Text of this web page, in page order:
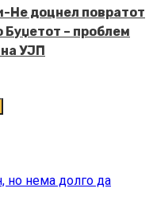
Не доцнел повратот
– проблем
УЈП
но нема долго да